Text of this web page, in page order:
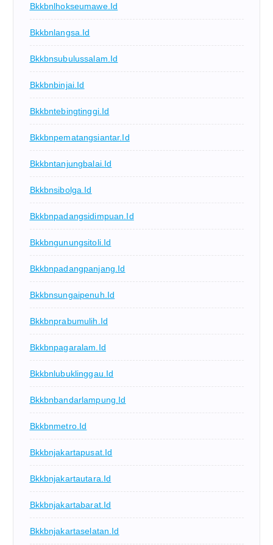
Bkkbnlhokseumawe.id
Bkkbnlangsa.id
Bkkbnsubulussalam.id
Bkkbnbinjai.id
Bkkbntebingtinggi.id
Bkkbnpematangsiantar.id
Bkkbntanjungbalai.id
Bkkbnsibolga.id
Bkkbnpadangsidimpuan.id
Bkkbngunungsitoli.id
Bkkbnpadangpanjang.id
Bkkbnsungaipenuh.id
Bkkbnprabumulih.id
Bkkbnpagaralam.id
Bkkbnlubuklinggau.id
Bkkbnbandarlampung.id
Bkkbnmetro.id
Bkkbnjakartapusat.id
Bkkbnjakartautara.id
Bkkbnjakartabarat.id
Bkkbnjakartaselatan.id